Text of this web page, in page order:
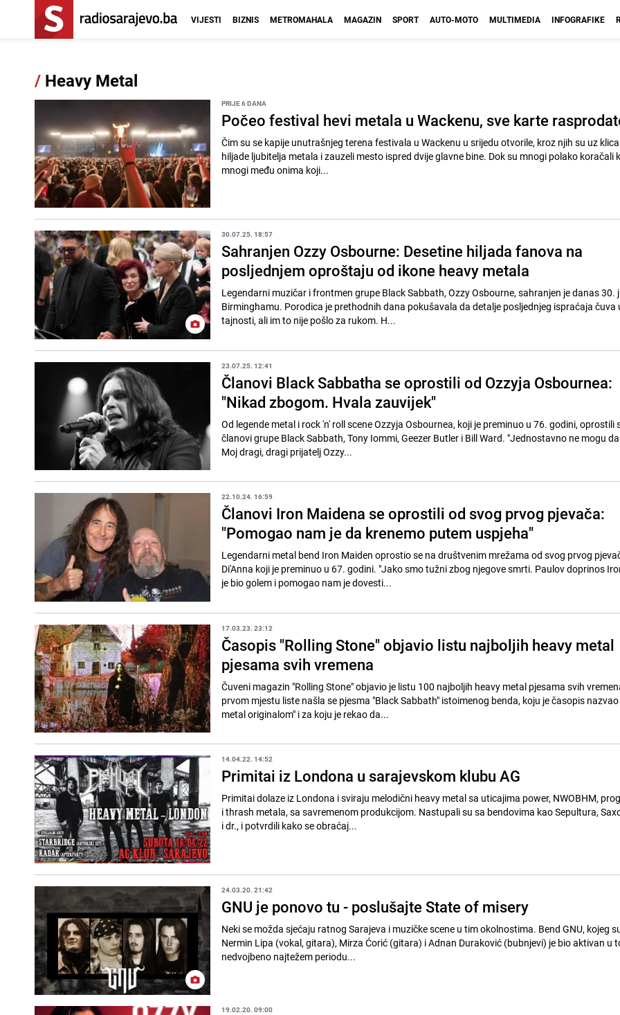
VIJESTI BIZNIS METROMAHALA MAGAZIN SPORT AUTO-MOTO MULTIMEDIA INFOGRAFIKE
/ Heavy Metal
PRIJE 6 DANA
Počeo festival hevi metala u Wackenu, sve karte
Čim su se kapije unutrašnjeg terena festivala u Wackenu u srijedu otvorile, kroz njih su uz
hiljade ljubitelja metala i zauzeli mesto ispred dvije glavne bine. Dok su mnogi polako koračali
mnogi među onima koji...
30.07.25. 18:57
Sahranjen Ozzy Osbourne: Desetine hiljada fanova na
posljednjem oproštaju od ikone heavy metala
Legendarni muzičar i frontmen grupe Black Sabbath, Ozzy Osbourne, sahranjen je danas 30.
Birminghamu. Porodica je prethodnih dana pokušavala da detalje posljednjeg ispraćaja čuva
tajnosti, ali im to nije pošlo za rukom. H...
23.07.25. 12:41
Članovi Black Sabbatha se oprostili od Ozzyja Osbournea:
"Nikad zbogom. Hvala zauvijek"
Od legende metal i rock 'n' roll scene Ozzyja Osbournea, koji je preminuo u 76. godini, oprostili
članovi grupe Black Sabbath, Tony Iommi, Geezer Butler i Bill Ward. "Jednostavno ne mogu
Moj dragi, dragi prijatelj Ozzy...
22.10.24. 16:59
Članovi Iron Maidena se oprostili od svog prvog pjevača:
"Pomogao nam je da krenemo putem uspjeha"
Legendarni metal bend Iron Maiden oprostio se na društvenim mrežama od svog prvog
Di'Anna koji je preminuo u 67. godini. "Jako smo tužni zbog njegove smrti. Paulov doprinos
je bio golem i pomogao nam je dovesti...
17.03.23. 23:12
Časopis "Rolling Stone" objavio listu najboljih heavy metal
pjesama svih vremena
Čuveni magazin "Rolling Stone" objavio je listu 100 najboljih heavy metal pjesama svih
prvom mjestu liste našla se pjesma "Black Sabbath" istoimenog benda, koju je časopis
metal originalom" i za koju je rekao da...
14.04.22. 14:52
Primitai iz Londona u sarajevskom klubu AG
Primitai dolaze iz Londona i sviraju melodični heavy metal sa uticajima power, NWOBHM,
i thrash metala, sa savremenom produkcijom. Nastupali su sa bendovima kao Sepultura,
i dr., i potvrdili kako se obraćaj...
24.03.20. 21:42
GNU je ponovo tu - poslušajte State of misery
Neki se možda sjećaju ratnog Sarajeva i muzičke scene u tim okolnostima. Bend GNU, kojeg
Nermin Lipa (vokal, gitara), Mirza Ćorić (gitara) i Adnan Duraković (bubnjevi) je bio aktivan u
nedvojbeno najtežem periodu...
19.02.20. 09:00